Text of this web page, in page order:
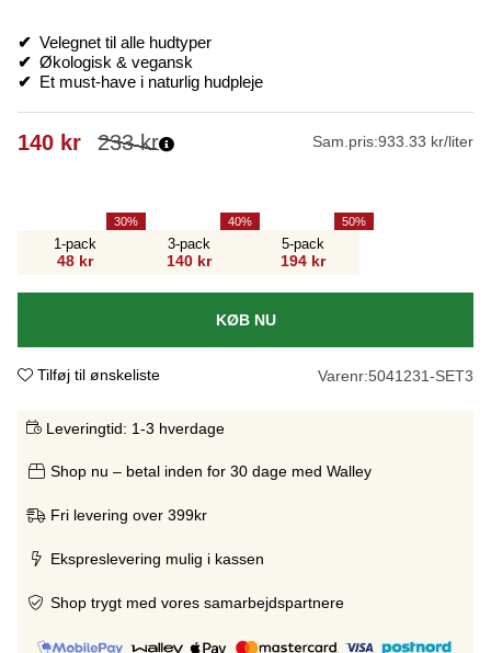
✔ Velegnet til alle hudtyper
✔ Økologisk & vegansk
✔ Et must-have i naturlig hudpleje
233kr
140 kr Sam.pris:933.33 kr/liter
1-pack
48 kr
30
3-pack
140 kr
40
5-pack
194 kr
50
KØB NU
Tilføj til ønskeliste Varenr:5041231-SET3
Leveringtid: 1-3 hverdage
Shop nu – betal inden for 30 dage med Walley
Fri levering over 399kr
Ekspreslevering mulig i kassen
Shop trygt med vores samarbejdspartnere